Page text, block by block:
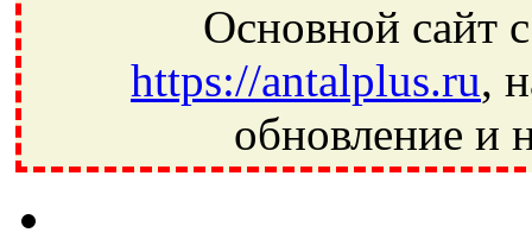
Основной сайт
https://antalplus.ru,
обновление и
Ивантеевка, подшипники, пневматика, метизы, техника,